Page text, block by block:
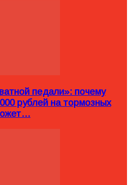
педали»: почему
рублей на тормозных